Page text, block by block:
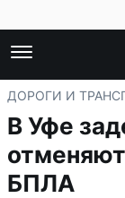
ДОРОГИ И
В Уфе
БПЛА